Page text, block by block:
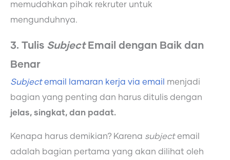
memudahkan pihak rekruter untuk
mengunduhnya.
3. Tulis SubjectEmail dengan Baik dan
Benar
Subjectemail lamaran kerja via email
menjadi
bagian yang penting dan harus ditulis dengan
jelas, singkat, dan padat.
Kenapa harus demikian? Karena subjectemail
adalah bagian pertama yang akan dilihat oleh